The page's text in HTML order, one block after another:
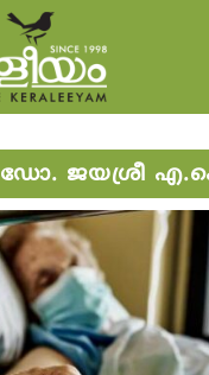
ഡോ. ജയശ്രീ